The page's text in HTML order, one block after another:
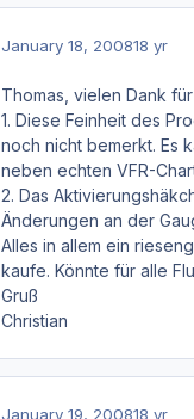
January 18, 200818 yr
Thomas, vielen Dank
1. Diese Feinheit des
noch nicht bemerkt. Es
neben echten VFR-
2. Das
Änderungen an der
Alles in allem ein
kaufe. Könnte für alle
Gruß
Christian
January 19, 200818 yr